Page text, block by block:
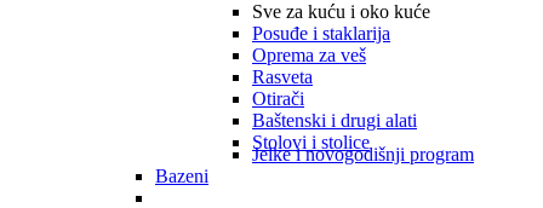
Sve za kuću i oko kuće
Posuđe i staklarija
Oprema za veš
Rasveta
Otirači
Baštenski i drugi alati
Stolovi i stolice
Jelke i novogodišnji program
Bazeni